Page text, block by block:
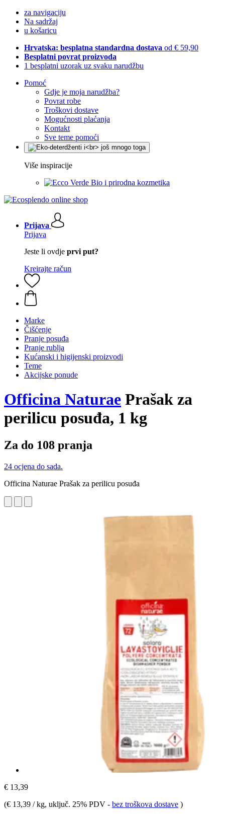
za navigaciju
Na sadržaj
u košaricu
Hrvatska: besplatna standardna dostava od € 59,90
Besplatni povrat proizvoda
1 besplatni uzorak uz svaku narudžbu
Pomoć
Gdje je moja narudžba?
Povrat robe
Troškovi dostave
Mogućnosti plaćanja
Kontakt
Sve teme pomoći
Više inspiracije
Bio i prirodna kozmetika
Prijava
Prijava
Jeste li ovdje prvi put?
Kreirajte račun
Marke
Čišćenje
Pranje posuđa
Pranje rublja
Kućanski i higijenski proizvodi
Teme
Akcijske ponude
Officina Naturae Prašak za
perilicu posuđa, 1 kg
Za do 108 pranja
24 ocjena do sada.
Officina Naturae Prašak za perilicu posuđa
€ 13,39
(€ 13,39 / kg, uključ. 25% PDV - bez troškova dostave )